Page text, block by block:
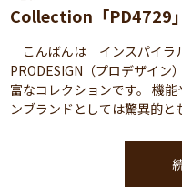
Collection「PD4729」
こんばんは インスパイラ
PRODESIGN（プロデザイン
富なコレクションです。 機
ンブランドとしては驚異的